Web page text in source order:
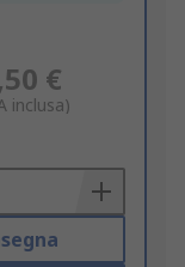
€
inclusa)